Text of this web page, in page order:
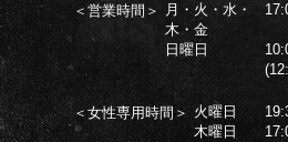
＜営業時間＞
月・火・水・
木・金
日曜日
＜女性専用時間＞ 火曜日
木曜日